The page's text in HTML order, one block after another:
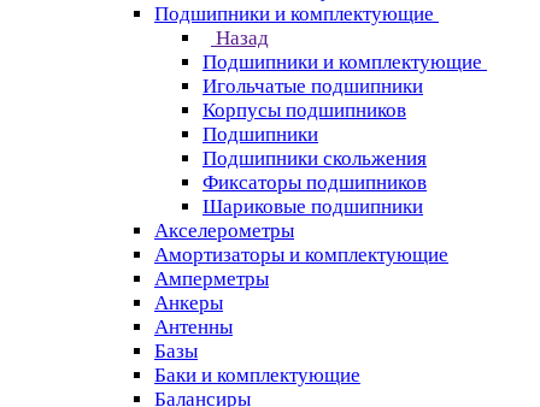
Подшипники и комплектующие
Назад
Подшипники и комплектующие
Игольчатые подшипники
Корпусы подшипников
Подшипники
Подшипники скольжения
Фиксаторы подшипников
Шариковые подшипники
Акселерометры
Амортизаторы и комплектующие
Амперметры
Анкеры
Антенны
Базы
Баки и комплектующие
Балансиры